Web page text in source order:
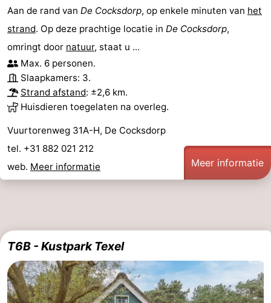
Aan de rand van De Cocksdorp, op enkele minuten van het
strand. Op deze prachtige locatie in De Cocksdorp,
omringt door natuur, staat u ...
Max. 6 personen.
Slaapkamers: 3.
Strand afstand: ±2,6 km.
Huisdieren toegelaten na overleg.
Vuurtorenweg 31A-H, De Cocksdorp
tel. +31 882 021 212
web. Meer informatie Meer informatie
T6B - Kustpark Texel